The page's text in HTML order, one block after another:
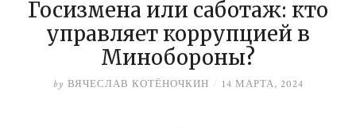
Госизмена или саботаж: кто
управляет коррупцией в
Минобороны?
by ВЯЧЕСЛАВ КОТЁНОЧКИН / 14 МАРТА, 2024